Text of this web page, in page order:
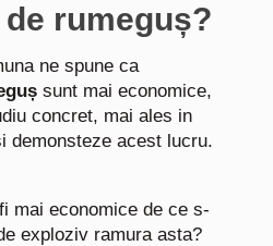
rumeguș?
ne spune ca
sunt mai economice,
concret, mai ales in
demonsteze acest lucru.
mai economice de ce s-
exploziv ramura asta?